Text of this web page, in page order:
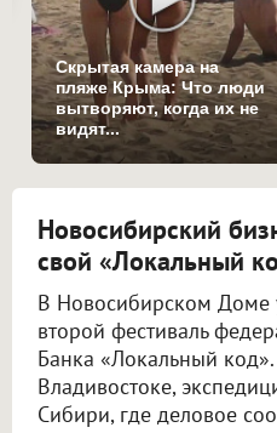
Скрытая камера на
пляже Крыма: Что люди
вытворяют, когда их не
видят...
Новосибирский
свой «Локальный
В Новосибирском
второй фестиваль
Банка «Локальный код».
Владивостоке,
Сибири, где деловое